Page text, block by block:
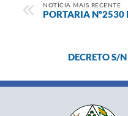
NOTÍCIA MAIS RECENTE
PORTARIA Nº2530
DECRETO S/